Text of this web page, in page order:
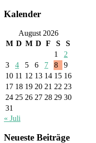
Kalender
August 2026
M D M D F S
S
1
2
3
4 5 6 7 8
9
10 11 12 13 14 15 16
17 18 19 20 21 22 23
24 25 26 27 28 29 30
31
« Juli
Neueste Beiträge